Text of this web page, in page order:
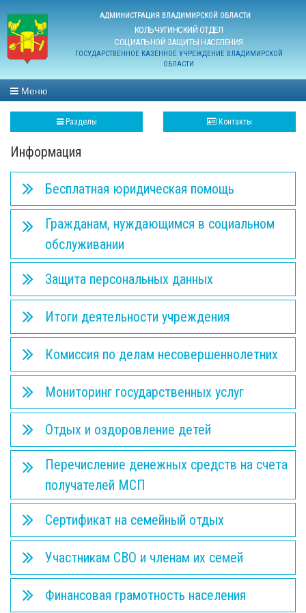
АДМИНИСТРАЦИЯ ВЛАДИМИРСКОЙ ОБЛАСТИ
КОЛЬЧУГИНСКИЙ ОТДЕЛ
СОЦИАЛЬНОЙ ЗАЩИТЫ НАСЕЛЕНИЯ
ГОСУДАРСТВЕННОЕ КАЗЕННОЕ УЧРЕЖДЕНИЕ ВЛАДИМИРСКОЙ
ОБЛАСТИ
Меню
Разделы Контакты
Информация
Бесплатная юридическая помощь
Гражданам, нуждающимся в социальном
обслуживании
Защита персональных данных
Итоги деятельности учреждения
Комиссия по делам несовершеннолетних
Мониторинг государственных услуг
Отдых и оздоровление детей
Перечисление денежных средств на счета
получателей МСП
Сертификат на семейный отдых
Участникам СВО и членам их семей
Финансовая грамотность населения